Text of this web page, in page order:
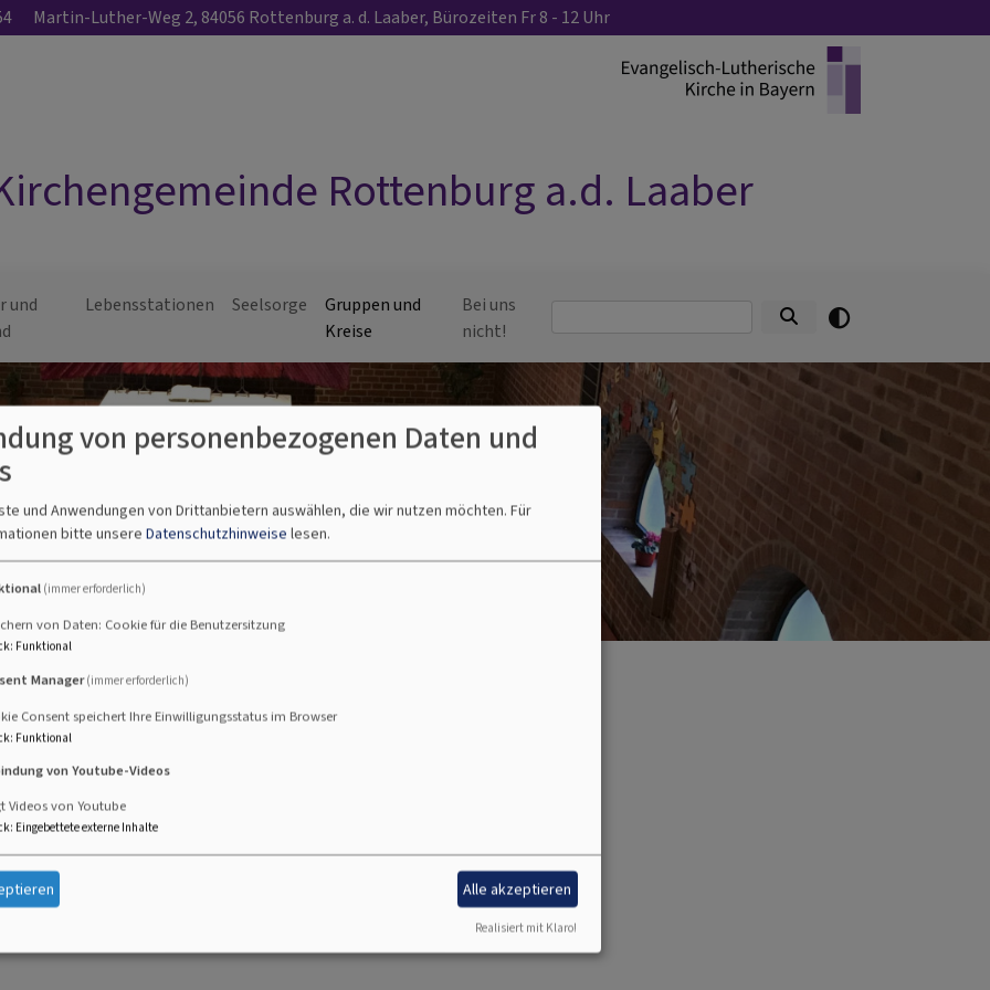
Martin-Luther-Weg 2, 84056 Rottenburg a. d. Laaber, Bürozeiten Fr 8 - 12 Uhr
Rottenburg a.d. Laaber
und
Lebensstationen Seelsorge
Gruppen und
Kreise
Bei uns
nicht!
von personenbezogenen Daten und
und Anwendungen von Drittanbietern auswählen, die wir nutzen möchten. Für
bitte unsere Datenschutzhinweise lesen.
(immer erforderlich)
von Daten: Cookie für die Benutzersitzung
: Funktional
Manager(immer erforderlich)
Consent speichert Ihre Einwilligungsstatus im Browser
: Funktional
von Youtube-Videos
Videos von Youtube
: Eingebettete externe Inhalte
Alle akzeptieren
Realisiert mit Klaro!